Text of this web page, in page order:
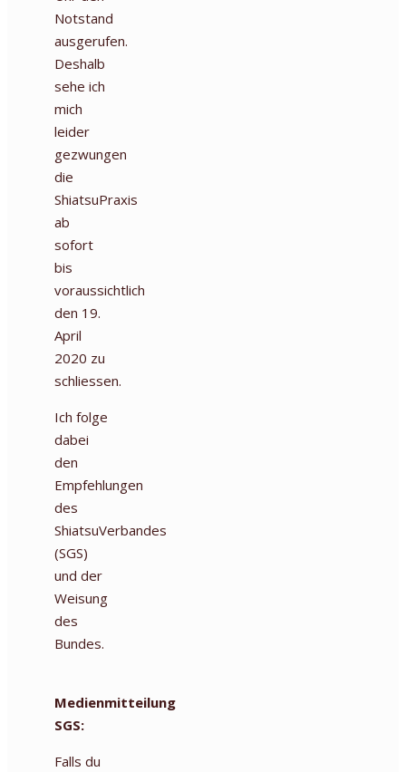
Notstand
ausgerufen.
Deshalb
sehe ich
mich
leider
gezwungen
die
ShiatsuPraxis
ab
sofort
bis
voraussichtlich
den 19.
April
2020 zu
schliessen.
Ich folge
dabei
den
Empfehlungen
des
ShiatsuVerbandes
(SGS)
und der
Weisung
des
Bundes.
Medienmitteilung
SGS:
Falls du